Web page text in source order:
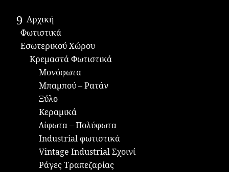
Αρχική
Φωτιστικά
Εσωτερικού Χώρου
Κρεμαστά Φωτιστικά
Μονόφωτα
Μπαμπού – Ρατάν
Ξύλο
Κεραμικά
Δίφωτα – Πολύφωτα
Industrial φωτιστικά
Vintage Industrial Σχοινί
Ράγες Τραπεζαρίας